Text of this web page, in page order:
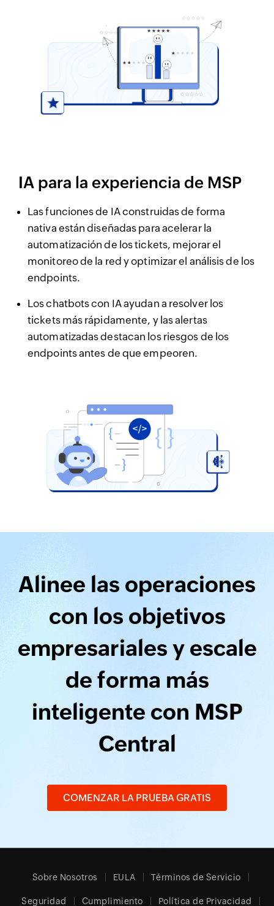
IA para la experiencia de MSP
Las funciones de IA construidas de forma
nativa están diseñadas para acelerar la
automatización de los tickets, mejorar el
monitoreo de la red y optimizar el análisis de los
endpoints.
Los chatbots con IA ayudan a resolver los
tickets más rápidamente, y las alertas
automatizadas destacan los riesgos de los
endpoints antes de que empeoren.
Alinee las operaciones
con los objetivos
empresariales y escale
de forma más
inteligente con MSP
Central
COMENZAR LA PRUEBA GRATIS
Sobre Nosotros EULA Términos de Servicio
Seguridad Cumplimiento Política de Privacidad